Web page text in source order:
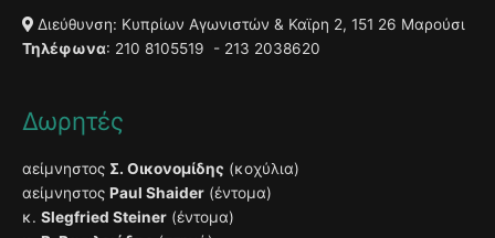
Διεύθυνση: Κυπρίων Αγωνιστών & Καϊρη 2, 151 26 Μαρούσι
Τηλέφωνα: 210 8105519 - 213 2038620
Δωρητές
αείμνηστος Σ. Οικονομίδης (κοχύλια)
αείμνηστος Paul Shaider (έντομα)
κ. Slegfried Steiner (έντομα)